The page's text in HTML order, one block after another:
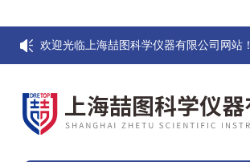
欢迎光临上海喆图科学仪器有限公司网站！